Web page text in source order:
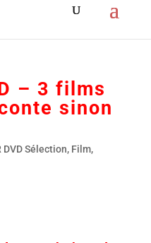
– 3 films
sinon
DVD Sélection, Film,